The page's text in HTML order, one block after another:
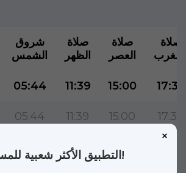
شروق
الشمس
صلاة
الظهر
صلاة
العصر
صلاة
05:44 11:39 15:00 17:32
05:44 11:39 15:00 17:32
05:44 11:39 15:00
التطبيق الأكثر شعبية للمسلمين!